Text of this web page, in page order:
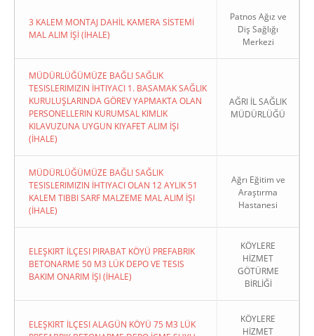
3 KALEM MONTAJ DAHİL KAMERA SİSTEMİ
MAL ALIM İŞİ (İHALE)
Patnos Ağız ve
Diş Sağlığı
Merkezi
MÜDÜRLÜĞÜMÜZE BAĞLI SAĞLIK
TESISLERIMIZIN İHTIYACI 1. BASAMAK SAĞLIK
KURULUŞLARINDA GÖREV YAPMAKTA OLAN
PERSONELLERIN KURUMSAL KIMLIK
KILAVUZUNA UYGUN KIYAFET ALIM İŞI
(İHALE)
AĞRI İL SAĞLIK
MÜDÜRLÜĞÜ
MÜDÜRLÜĞÜMÜZE BAĞLI SAĞLIK
TESISLERIMIZIN İHTIYACI OLAN 12 AYLIK 51
KALEM TIBBI SARF MALZEME MAL ALIM İŞI
(İHALE)
Ağrı Eğitim ve
Araştırma
Hastanesi
ELEŞKIRT İLÇESI PIRABAT KÖYÜ PREFABRIK
BETONARME 50 M3 LÜK DEPO VE TESIS
BAKIM ONARIM İŞI (İHALE)
KÖYLERE
HİZMET
GÖTÜRME
BİRLİĞİ
ELEŞKIRT İLÇESI ALAGÜN KÖYÜ 75 M3 LÜK
KÖYLERE
HİZMET